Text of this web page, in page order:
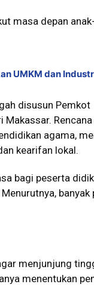
masa depan
UMKM dan
disusun Pemkot
Makassar.
agama,
kearifan lokal.
bagi peserta
banyak
menjunjung
menentukan